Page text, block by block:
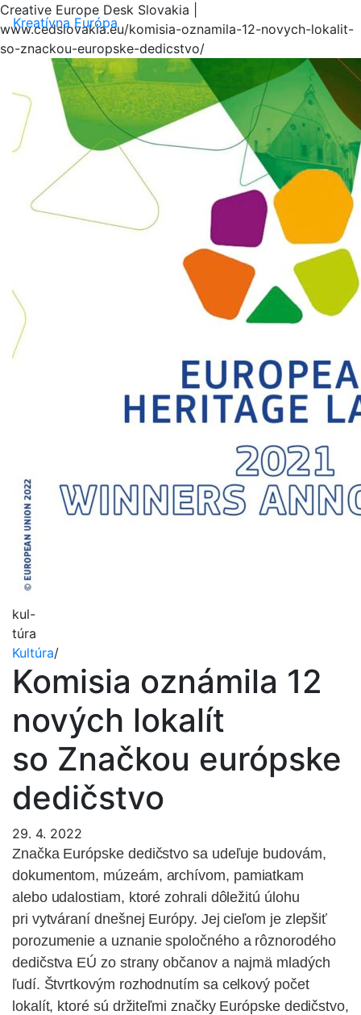
Creative Europe Desk Slovakia |
www.cedslovakia.eu/komisia-oznamila-12-novych-lokalit-
so-znackou-europske-dedicstvo/
Kreatívna Európa
kul-
túra
Kultúra/
Komisia oznámila 12
nových lokalít
so Značkou európske
dedičstvo
29. 4. 2022
Značka Európske dedičstvo sa udeľuje budovám,
dokumentom, múzeám, archívom, pamiatkam
alebo udalostiam, ktoré zohrali dôležitú úlohu
pri vytváraní dnešnej Európy. Jej cieľom je zlepšiť
porozumenie a uznanie spoločného a rôznorodého
dedičstva EÚ zo strany občanov a najmä mladých
ľudí. Štvrtkovým rozhodnutím sa celkový počet
lokalít, ktoré sú držiteľmi značky Európske dedičstvo,